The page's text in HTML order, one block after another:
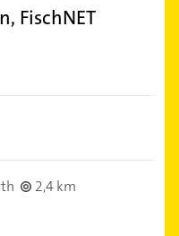
FischNET
2,4 km